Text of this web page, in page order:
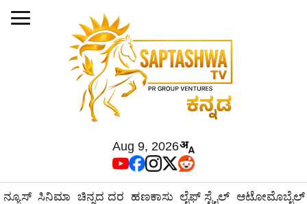
Aug 9, 2026
ನ್ಯೂಸ್ ಸಿನಿಮಾ ಚಿನ್ನದ ದರ ಹಣಕಾಸು ಲೈಫ್ ಸ್ಟೈಲ್ ಆಟೋಮೊಬೈಲ್